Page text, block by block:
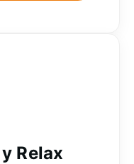
Relax